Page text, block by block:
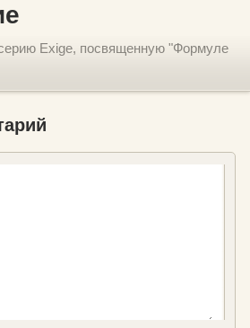
Exige, посвященную "Формуле